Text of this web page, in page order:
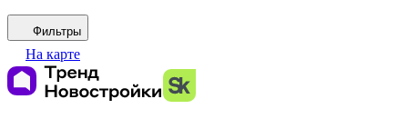
Фильтры
На карте